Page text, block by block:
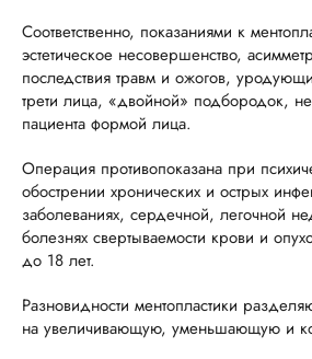
Соответственно, показаниями к
эстетическое несовершенство,
последствия травм и ожогов,
трети лица, «двойной» подбородок,
пациента формой лица.
Операция противопоказана при
обострении хронических и острых
заболеваниях, сердечной, легочной
болезнях свертываемости крови и
до 18 лет.
Разновидности ментопластики
на увеличивающую, уменьшающую и